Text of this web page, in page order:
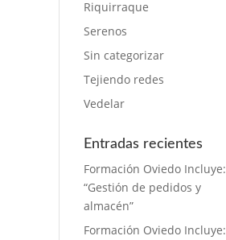
Riquirraque
Serenos
Sin categorizar
Tejiendo redes
Vedelar
Entradas recientes
Formación Oviedo Incluye:
“Gestión de pedidos y
almacén”
Formación Oviedo Incluye: